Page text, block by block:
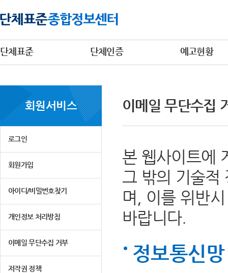
단체표준 단체인증 예고현황
회원서비스
로그인
회원가입
아이디/비밀번호찾기
개인정보 처리방침
이메일 무단수집 거부
저작권 정책
이메일 무단수집
본 웹사이트에
그 밖의 기술적
며, 이를 위반
바랍니다.
정보통신